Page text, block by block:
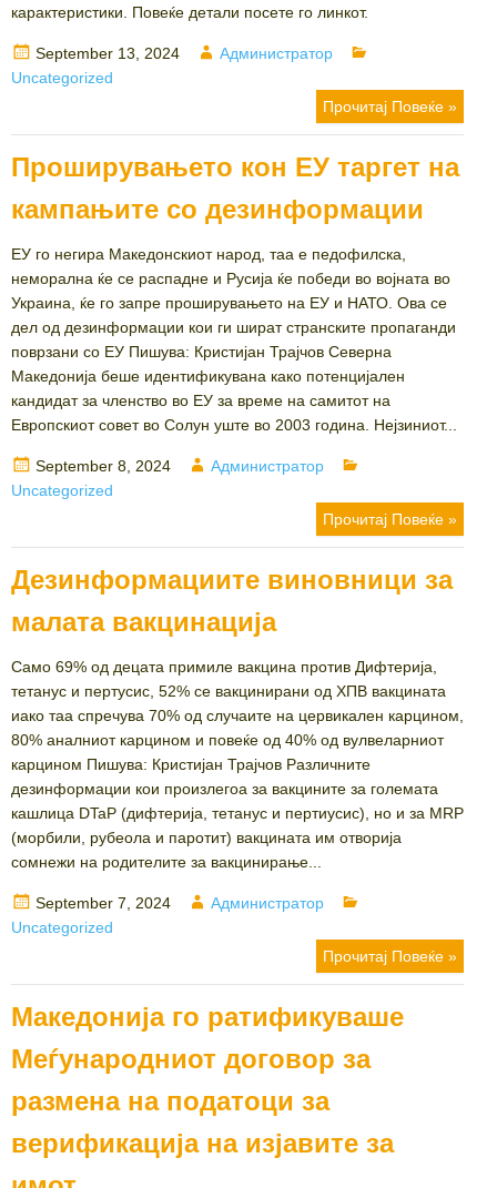
карактеристики. Повеќе детали посете го линкот.
Posted
on
September 13, 2024 Author
Администратор
Uncategorized
Прочитај Повеќе »
Проширувањето кон ЕУ таргет на
кампањите со дезинформации
ЕУ го негира Македонскиот народ, таа е педофилска,
неморална ќе се распадне и Русија ќе победи во војната во
Украина, ќе го запре проширувањето на ЕУ и НАТО. Ова се
дел од дезинформации кои ги шират странските пропаганди
поврзани со ЕУ Пишува: Кристијан Трајчов Северна
Македонија беше идентификувана како потенцијален
кандидат за членство во ЕУ за време на самитот на
Европскиот совет во Солун уште во 2003 година. Нејзиниот...
Posted
on
September 8, 2024 Author
Администратор
Uncategorized
Прочитај Повеќе »
Дезинформациите виновници за
малата вакцинација
Само 69% од децата примиле вакцина против Дифтерија,
тетанус и пертусис, 52% се вакцинирани од ХПВ вакцината
иако таа спречува 70% од случаите на цервикален карцином,
80% аналниот карцином и повеќе од 40% од вулвеларниот
карцином Пишува: Кристијан Трајчов Различните
дезинформации кои произлегоа за вакцините за големата
кашлица DTaP (дифтерија, тетанус и пертиусис), но и за MRP
(морбили, рубеола и паротит) вакцината им отворија
сомнежи на родителите за вакцинирање...
Posted
on
September 7, 2024 Author
Администратор
Uncategorized
Прочитај Повеќе »
Македонија го ратификуваше
Меѓународниот договор за
размена на податоци за
верификација на изјавите за